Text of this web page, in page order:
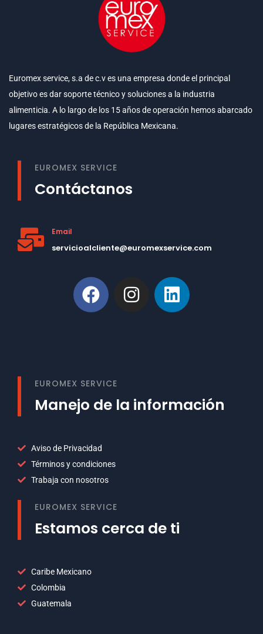
Euromex service, s.a de c.v es una empresa donde el principal
objetivo es dar soporte técnico y soluciones a la industria
alimenticia. A lo largo de los 15 años de operación hemos abarcado
lugares estratégicos de la República Mexicana.
EUROMEX SERVICE
Contáctanos
Email
servicioalcliente@euromexservice.com
EUROMEX SERVICE
Manejo de la información
Aviso de Privacidad
Términos y condiciones
Trabaja con nosotros
EUROMEX SERVICE
Estamos cerca de ti
Caribe Mexicano
Colombia
Guatemala